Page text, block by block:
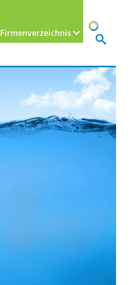
Firmenverzeichnis